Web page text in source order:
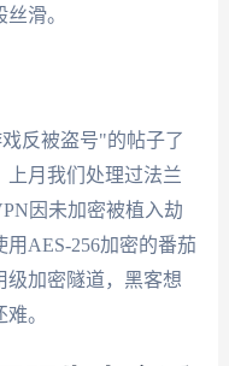
滑。
反被盗号"的帖子了
上月我们处理过法兰
因未加密被植入劫
AES-256加密的番茄
加密隧道，黑客想
。